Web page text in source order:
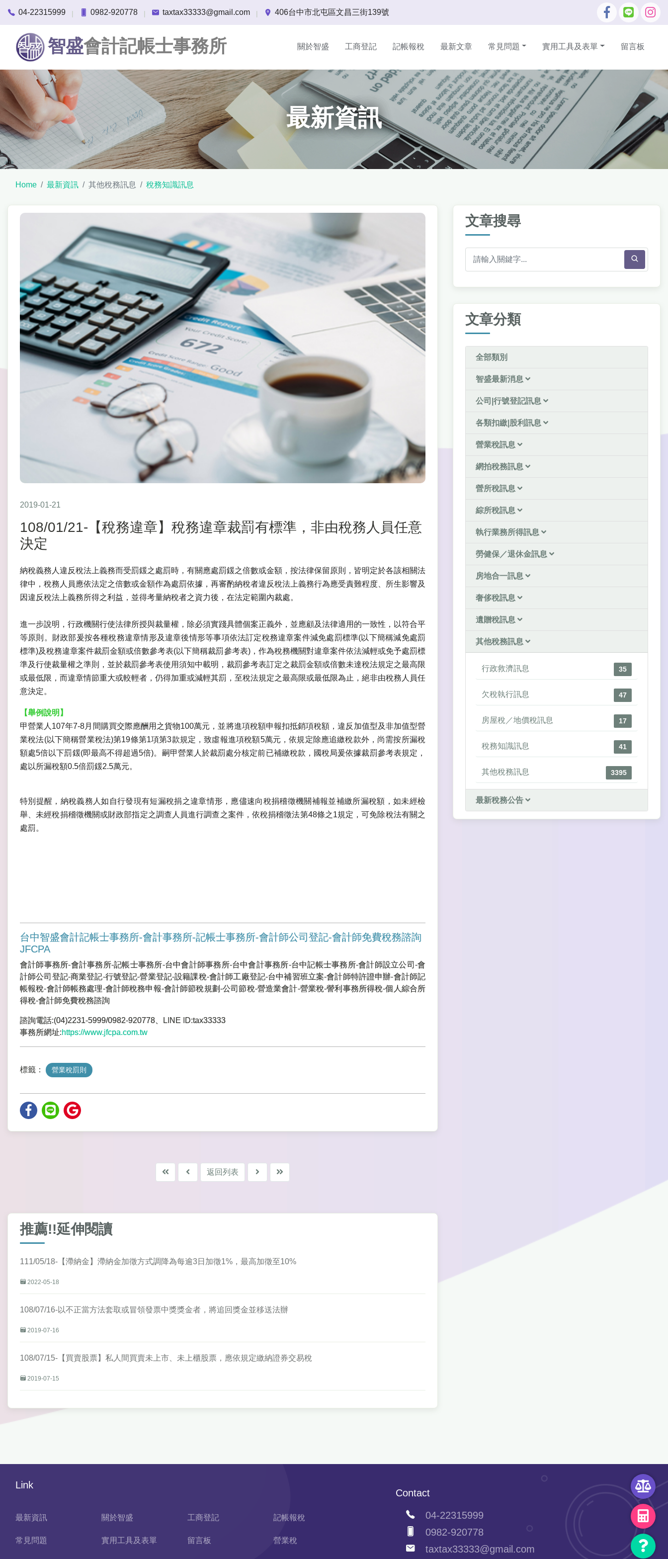
04-22315999 | 0982-920778 | taxtax33333@gmail.com | 406台中市北屯區文昌三街139號
智盛會計記帳士事務所 關於智盛 工商登記 記帳報稅 最新文章 常見問題 實用工具及表單 留言板
最新資訊
Home 最新資訊 其他稅務訊息 稅務知識訊息
2019-01-21
108/01/21-【稅務違章】稅務違章裁罰有標準，非由稅務人員任意
決定
納稅義務人違反稅法上義務而受罰鍰之處罰時，有關應處罰鍰之倍數或金額，按法律保留原則，皆明定於各該相關法
律中，稅務人員應依法定之倍數或金額作為處罰依據，再審酌納稅者違反稅法上義務行為應受責難程度、所生影響及
因違反稅法上義務所得之利益，並得考量納稅者之資力後，在法定範圍內裁處。
進一步說明，行政機關行使法律所授與裁量權，除必須實踐具體個案正義外，並應顧及法律適用的一致性，以符合平
等原則。財政部爰按各種稅務違章情形及違章後情形等事項依法訂定稅務違章案件減免處罰標準(以下簡稱減免處罰
標準)及稅務違章案件裁罰金額或倍數參考表(以下簡稱裁罰參考表)，作為稅務機關對違章案件依法減輕或免予處罰標
準及行使裁量權之準則，並於裁罰參考表使用須知中載明，裁罰參考表訂定之裁罰金額或倍數未達稅法規定之最高限
或最低限，而違章情節重大或較輕者，仍得加重或減輕其罰，至稅法規定之最高限或最低限為止，絕非由稅務人員任
意決定。
【舉例說明】
甲營業人107年7-8月間購買交際應酬用之貨物100萬元，並將進項稅額申報扣抵銷項稅額，違反加值型及非加值型營
業稅法(以下簡稱營業稅法)第19條第1項第3款規定，致虛報進項稅額5萬元，依規定除應追繳稅款外，尚需按所漏稅
額處5倍以下罰鍰(即最高不得超過5倍)。嗣甲營業人於裁罰處分核定前已補繳稅款，國稅局爰依據裁罰參考表規定，
處以所漏稅額0.5倍罰鍰2.5萬元。
特別提醒，納稅義務人如自行發現有短漏稅捐之違章情形，應儘速向稅捐稽徵機關補報並補繳所漏稅額，如未經檢
舉、未經稅捐稽徵機關或財政部指定之調查人員進行調查之案件，依稅捐稽徵法第48條之1規定，可免除稅法有關之
處罰。
台中智盛會計記帳士事務所-會計事務所-記帳士事務所-會計師公司登記-會計師免費稅務諮詢
JFCPA
會計師事務所-會計事務所-記帳士事務所-台中會計師事務所-台中會計事務所-台中記帳士事務所-會計師設立公司-會
計師公司登記-商業登記-行號登記-營業登記-設籍課稅-會計師工廠登記-台中補習班立案-會計師特許證申辦-會計師記
帳報稅-會計師帳務處理-會計師稅務申報-會計師節稅規劃-公司節稅-營造業會計-營業稅-謍利事務所得稅-個人綜合所
得稅-會計師免費稅務諮詢
諮詢電話:(04)2231-5999/0982-920778、LINE ID:tax33333
事務所網址:https://www.jfcpa.com.tw
標籤： 營業稅罰則
返回列表
推薦!!延伸閱讀
111/05/18-【滯納金】滯納金加徵方式調降為每逾3日加徵1%，最高加徵至10%
2022-05-18
108/07/16-以不正當方法套取或冒領發票中獎獎金者，將追回獎金並移送法辦
2019-07-16
108/07/15-【買賣股票】私人間買賣未上市、未上櫃股票，應依規定繳納證券交易稅
2019-07-15
文章搜尋
文章分類
全部類別
智盛最新消息
公司|行號登記訊息
各類扣繳|股利訊息
營業稅訊息
網拍稅務訊息
營所稅訊息
綜所稅訊息
執行業務所得訊息
勞健保／退休金訊息
房地合一訊息
奢侈稅訊息
遺贈稅訊息
其他稅務訊息
行政救濟訊息 35
欠稅執行訊息 47
房屋稅／地價稅訊息 17
稅務知識訊息 41
其他稅務訊息 3395
最新稅務公告
Link
最新資訊 關於智盛 工商登記 記帳報稅
常見問題 實用工具及表單 留言板 營業稅
Contact
04-22315999
0982-920778
taxtax33333@gmail.com